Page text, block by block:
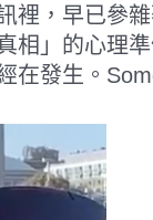
裡，早已參
相」的心理
在發生。